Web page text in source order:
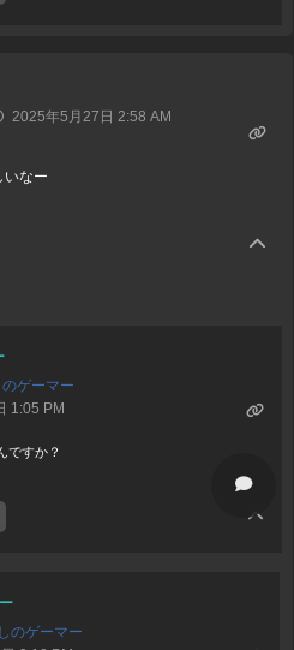
2025年5月27日 2:58 AM
いなー
ゲーマー
1:05 PM
ですか？
のゲーマー